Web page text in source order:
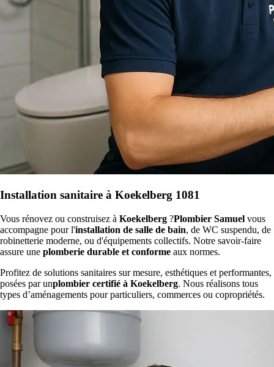
Installation sanitaire à Koekelberg 1081
Vous rénovez ou construisez à Koekelberg ?Plombier Samuel vous
accompagne pour l'installation de salle de bain, de WC suspendu, de
robinetterie moderne, ou d'équipements collectifs. Notre savoir-faire
assure une plomberie durable et conforme aux normes.
Profitez de solutions sanitaires sur mesure, esthétiques et performantes,
posées par unplombier certifié à Koekelberg. Nous réalisons tous
types d’aménagements pour particuliers, commerces ou copropriétés.